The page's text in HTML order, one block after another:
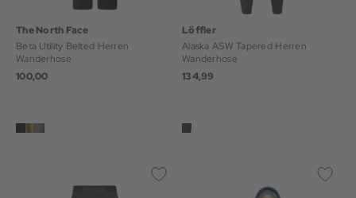
The North Face
Beta Utility Belted Herren
Wanderhose
100,00
Löffler
Alaska ASW Tapered Herren
Wanderhose
134,99